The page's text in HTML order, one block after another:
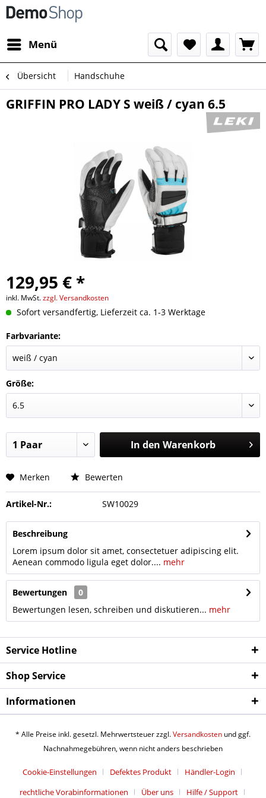
Menü
Übersicht Handschuhe
GRIFFIN PRO LADY S weiß / cyan 6.5
129,95 € *
inkl. MwSt.zzgl. Versandkosten
Sofort versandfertig, Lieferzeit ca. 1-3 Werktage
Farbvariante:
Größe:
In den Warenkorb
Merken Bewerten
Artikel-Nr.: SW10029
Beschreibung
Lorem ipsum dolor sit amet, consectetuer adipiscing elit.
Aenean commodo ligula eget dolor.... mehr
Bewertungen
0
Bewertungen lesen, schreiben und diskutieren... mehr
Service Hotline
Shop Service
Informationen
* Alle Preise inkl. gesetzl. Mehrwertsteuer zzgl.Versandkosten und ggf.
Nachnahmegebühren, wenn nicht anders beschrieben
Cookie-Einstellungen Defektes Produkt
Händler-Login
rechtliche Vorabinformationen
Über uns Hilfe / Support